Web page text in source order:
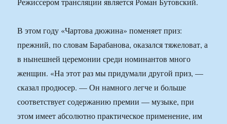
В этом году «Чартова дюжина» поменяет приз:
прежний, по словам Барабанова, оказался тяжеловат, а
в нынешней церемонии среди номинантов много
женщин. «На этот раз мы придумали другой приз, —
сказал продюсер. — Он намного легче и больше
соответствует содержанию премии — музыке, при
этом имеет абсолютно практическое применение, им